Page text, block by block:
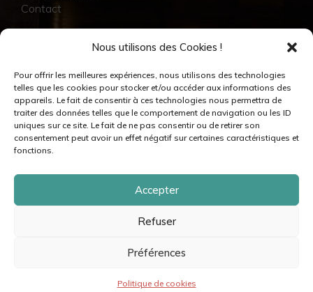
Nous utilisons des Cookies !
Pour offrir les meilleures expériences, nous utilisons des technologies
telles que les cookies pour stocker et/ou accéder aux informations des
appareils. Le fait de consentir à ces technologies nous permettra de
traiter des données telles que le comportement de navigation ou les ID
uniques sur ce site. Le fait de ne pas consentir ou de retirer son
consentement peut avoir un effet négatif sur certaines caractéristiques et
fonctions.
Accepter
Refuser
Préférences
Politique de cookies
Contact
NOS RÉALISATIONS
Immersion
Accompagnement artistique
Production créative
Danseuses et danseurs
Musiciennes et musiciens
Créatrices et créateurs